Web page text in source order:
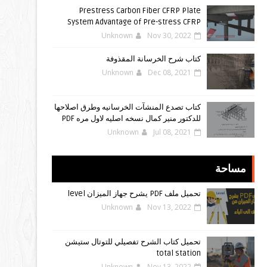
Prestress Carbon Fiber CFRP Plate
System Advantage of Pre-stress CFRP
Unknown Nov 30, 2022
كتاب شرح الخرسانة المقذوفة
Unknown Dec 08, 2021
كتاب تصدع المنشآت الخرسانيه وطرق اصلاحها
للدكتور منير كمال نسخه اصليه لاول مره PDF
Unknown Jul 08, 2021
مساحة
تحميل ملف PDF يشرح جهاز الميزان level
Unknown Nov 13, 2022
تحميل كتاب الشرح تفصيلي للتوتال ستيشن
total station